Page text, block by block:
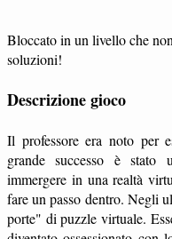
Bloccato in un livello che
soluzioni!
Descrizione gioco
Il professore era noto per
grande successo è stato
immergere in una realtà
fare un passo dentro. Negli
porte" di puzzle virtuale.